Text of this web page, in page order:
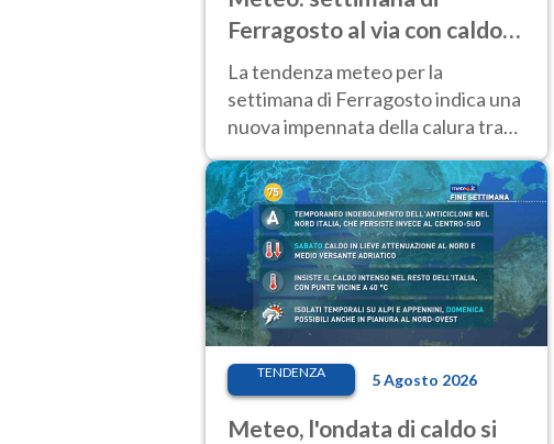
Ferragosto al via con caldo
intenso e qualche
temporale
La tendenza meteo per la
settimana di Ferragosto indica una
nuova impennata della calura tra
11 e 14 agosto, con nuovi rialzi
anche al Nord.
TENDENZA 5 Agosto 2026
Meteo, l'ondata di caldo si